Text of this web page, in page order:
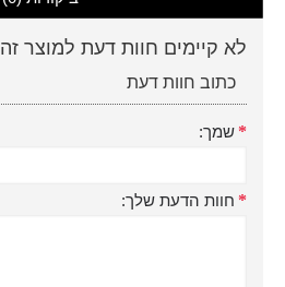
לא קיימים חוות דעת למוצר זה
כתוב חוות דעת
שמך:
חוות הדעת שלך: